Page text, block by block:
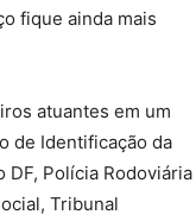
fique ainda mais
atuantes em um
de Identificação da
Polícia Rodoviária
Tribunal